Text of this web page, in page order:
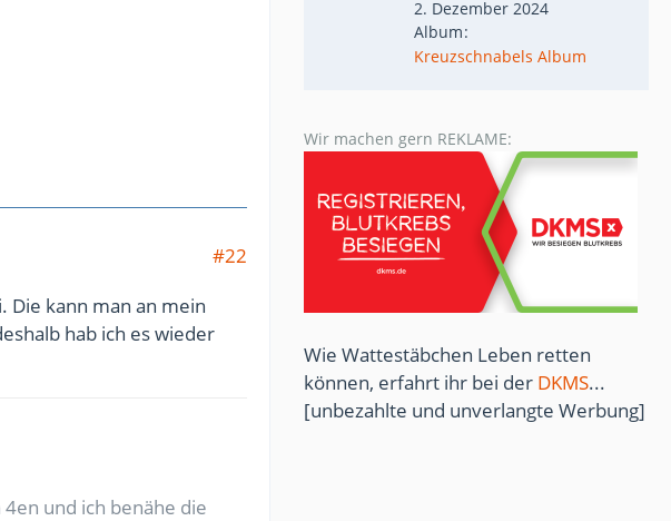
#22
Die kann man an mein
hab ich es wieder
und ich benähe die
2. Dezember 2024
Album
Kreuzschnabels Album
Wir machen gern REKLAME:
Wie Wattestäbchen Leben retten
können, erfahrt ihr bei der DKMS...
[unbezahlte und unverlangte Werbung]